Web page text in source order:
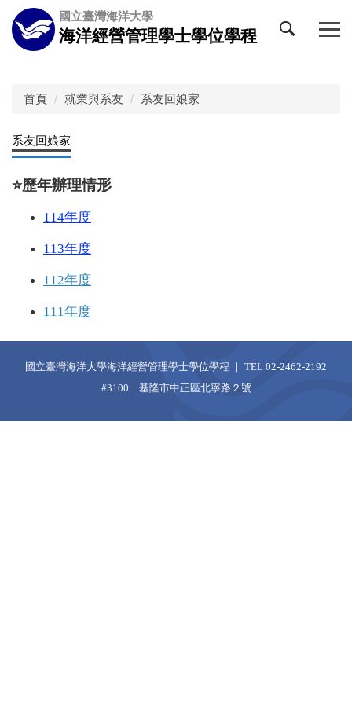
跳
到
主
國立臺灣海洋大學
海洋經營管理學士學位學程
首頁 就業與系友 系友回娘家
系友回娘家
⭐️歷年辦理情形
114年度
113年度
112年度
111年度
國立臺灣海洋大學海洋經營管理學士學位學程 ｜ TEL 02-2462-2192
#3100｜基隆市中正區北寧路２號